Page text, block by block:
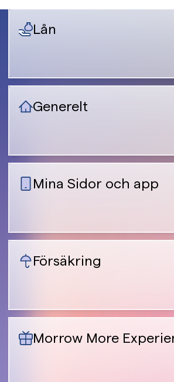
Lån
Generelt
Mina Sidor och app
Försäkring
Morrow More